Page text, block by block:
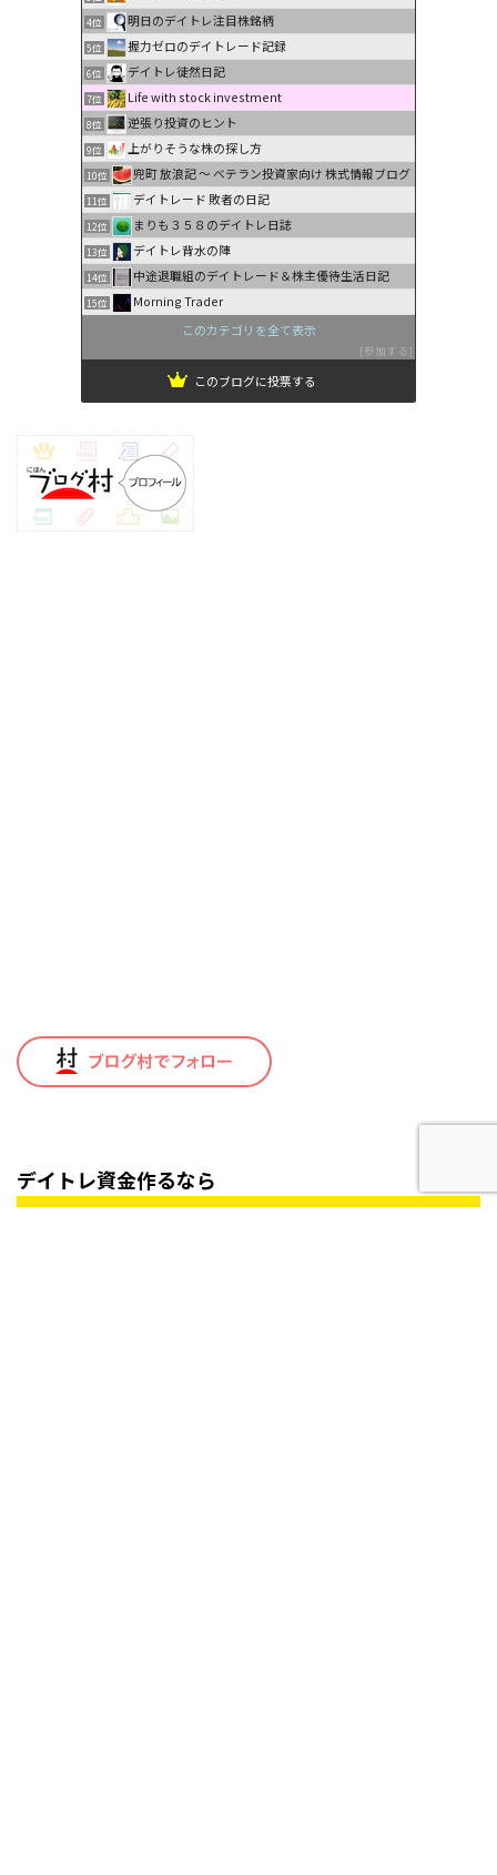
4位 明日のデイトレ注目株銘柄
5位 握力ゼロのデイトレード記録
6位 デイトレ徒然日記
7位 Life with stock investment
8位 逆張り投資のヒント
9位 上がりそうな株の探し方
10位 兜町 放浪記 〜 ベテラン投資家向け 株式情報ブログ
11位 デイトレード 敗者の日記
12位 まりも３５８のデイトレ日誌
13位 デイトレ背水の陣
14位 中途退職組のデイトレード＆株主優待生活日記
15位
Morning Trader
このカテゴリを全て表示
参加する
このブログに投票する
デイトレ資金作るなら